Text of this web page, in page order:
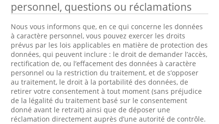
personnel, questions ou réclamations
Nous vous informons que, en ce qui concerne les données
à caractère personnel, vous pouvez exercer les droits
prévus par les lois applicables en matière de protection des
données, qui peuvent inclure : le droit de demander l’accès,
rectification de, ou l’effacement des données à caractère
personnel ou la restriction du traitement, et de s’opposer
au traitement, le droit à la portabilité des données, de
retirer votre consentement à tout moment (sans préjudice
de la légalité du traitement basé sur le consentement
donné avant le retrait) ainsi que de déposer une
réclamation directement auprès d’une autorité de contrôle.